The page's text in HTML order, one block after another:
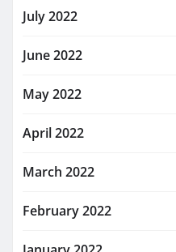
July 2022
June 2022
May 2022
April 2022
March 2022
February 2022